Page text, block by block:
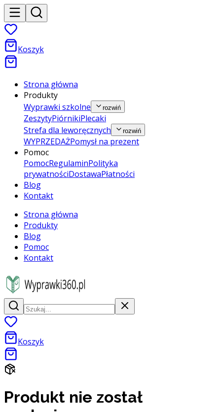
Koszyk
Strona główna
Produkty
Wyprawki szkolne
rozwiń
ZeszytyPiórnikiPlecaki
Strefa dla leworęcznych
rozwiń
WYPRZEDAŻPomysł na prezent
Pomoc
PomocRegulaminPolityka
prywatnościDostawaPłatności
Blog
Kontakt
Strona główna
Produkty
Blog
Pomoc
Kontakt
Koszyk
Produkt nie został